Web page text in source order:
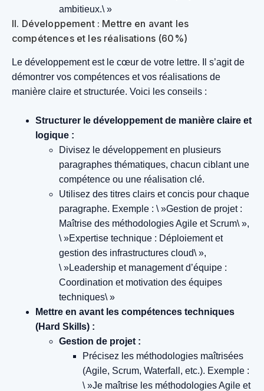
ambitieux.\ »
II. Développement : Mettre en avant les
compétences et les réalisations (60%)
Le développement est le cœur de votre lettre. Il s’agit de
démontrer vos compétences et vos réalisations de
manière claire et structurée. Voici les conseils :
Structurer le développement de manière claire et
logique :
Divisez le développement en plusieurs
paragraphes thématiques, chacun ciblant une
compétence ou une réalisation clé.
Utilisez des titres clairs et concis pour chaque
paragraphe. Exemple : \ »Gestion de projet :
Maîtrise des méthodologies Agile et Scrum\ »,
\ »Expertise technique : Déploiement et
gestion des infrastructures cloud\ »,
\ »Leadership et management d’équipe :
Coordination et motivation des équipes
techniques\ »
Mettre en avant les compétences techniques
(Hard Skills) :
Gestion de projet :
Précisez les méthodologies maîtrisées
(Agile, Scrum, Waterfall, etc.). Exemple :
\ »Je maîtrise les méthodologies Agile et